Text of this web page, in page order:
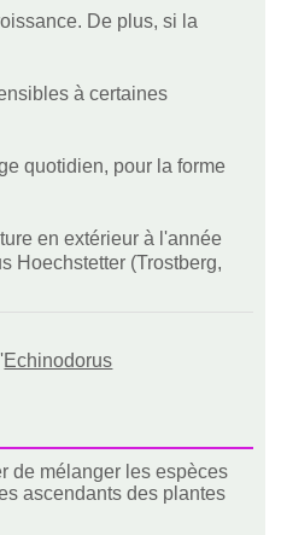
De plus, si la
à certaines
quotidien, pour la forme
en extérieur à l'année
Hoechstetter (Trostberg,
Echinodorus
de mélanger les espèces
ascendants des plantes